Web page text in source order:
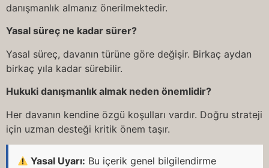
danışmanlık almanız önerilmektedir.
Yasal süreç ne kadar sürer?
Yasal süreç, davanın türüne göre değişir. Birkaç aydan
birkaç yıla kadar sürebilir.
Hukuki danışmanlık almak neden önemlidir?
Her davanın kendine özgü koşulları vardır. Doğru strateji
için uzman desteği kritik önem taşır.
Yasal Uyarı: Bu içerik genel bilgilendirme